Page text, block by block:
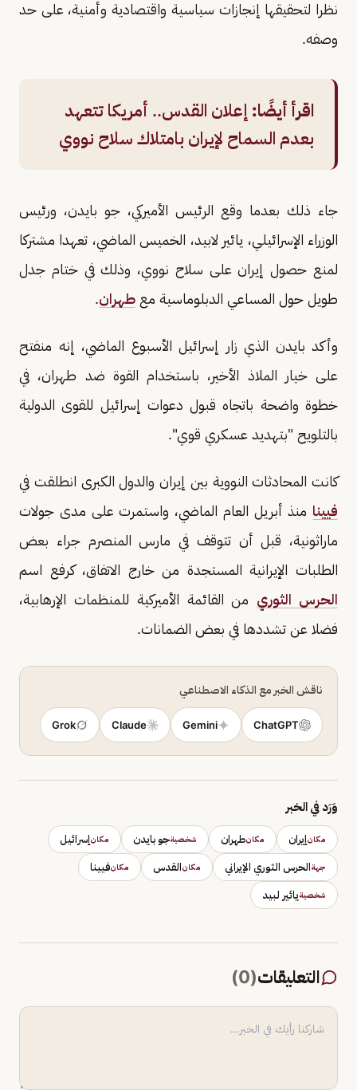
نظرا لتحقيقها إنجازات سياسية واقتصادية وأمنية، على حد
وصفه.
اقرأ أيضًا: إعلان القدس.. أمريكا تتعهد
بعدم السماح لإيران بامتلاك سلاح نووي
جاء ذلك بعدما وقع الرئيس الأميركي، جو بايدن، ورئيس
الوزراء الإسرائيلي، يائير لابيد، الخميس الماضي، تعهدا مشتركا
لمنع حصول إيران على سلاح نووي، وذلك في ختام جدل
طويل حول المساعي الدبلوماسية مع طهران.
وأكد بايدن الذي زار إسرائيل الأسبوع الماضي، إنه منفتح
على خيار الملاذ الأخير، باستخدام القوة ضد طهران، في
خطوة واضحة باتجاه قبول دعوات إسرائيل للقوى الدولية
بالتلويح "بتهديد عسكري قوي".
كانت المحادثات النووية بين إيران والدول الكبرى انطلقت في
فيينا منذ أبريل العام الماضي، واستمرت على مدى جولات
ماراثونية، قبل أن تتوقف في مارس المنصرم جراء بعض
الطلبات الإيرانية المستجدة من خارج الاتفاق، كرفع اسم
الحرس الثوري من القائمة الأميركية للمنظمات الإرهابية،
فضلا عن تشددها في بعض الضمانات.
ناقش الخبر مع الذكاء الاصطناعي
ChatGPT
Gemini
Claude
Grok
وَرَد في الخبر
مكانإيران مكانطهران شخصيةجو بايدن مكانإسرائيل
جهةالحرس الثوري الإيراني مكانالقدس مكانفيينا
شخصيةيائير لبيد
التعليقات(
0
)